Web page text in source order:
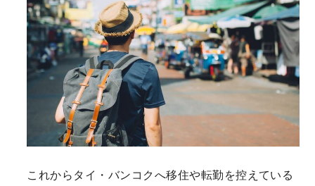
これからタイ・バンコクへ移住や転勤を控えている